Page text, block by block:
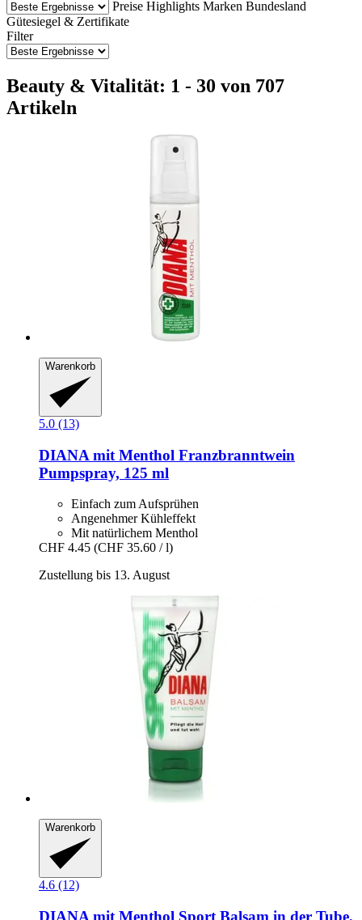
Preise Highlights Marken Bundesland
Gütesiegel & Zertifikate
Filter
Beauty & Vitalität: 1 - 30 von 707
Artikeln
Warenkorb
5.0 (13)
DIANA mit Menthol Franzbranntwein
Pumpspray, 125 ml
Einfach zum Aufsprühen
Angenehmer Kühleffekt
Mit natürlichem Menthol
CHF 4.45 (CHF 35.60 / l)
Zustellung bis 13. August
Warenkorb
4.6 (12)
DIANA mit Menthol Sport Balsam in der Tube,